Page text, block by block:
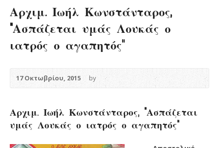
Αρχιμ. Ιωήλ Κωνστάνταρος,
“Ασπάζεται υμάς Λουκάς ο
ιατρός ο αγαπητός”
17 Οκτωβρίου, 2015 by
Αρχιμ. Ιωήλ Κωνστάνταρος, “Ασπάζεται
υμάς Λουκάς ο ιατρός ο αγαπητός”